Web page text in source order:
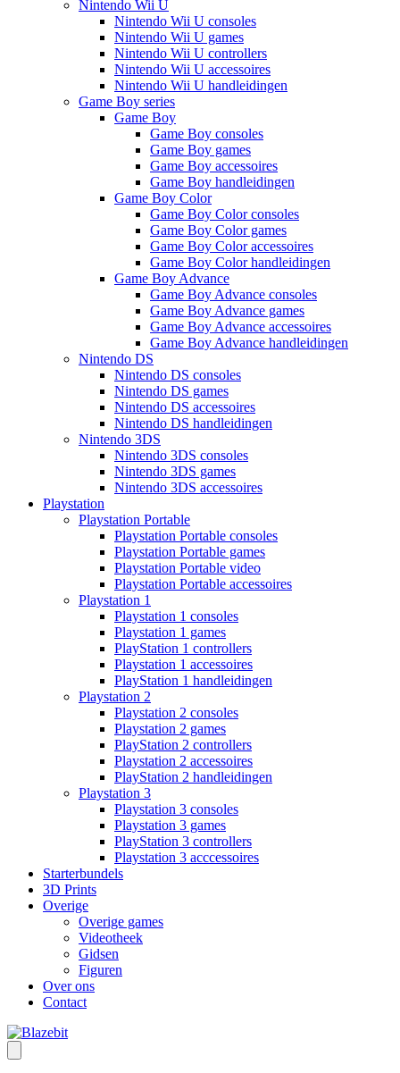
Nintendo Wii U
Nintendo Wii U consoles
Nintendo Wii U games
Nintendo Wii U controllers
Nintendo Wii U accessoires
Nintendo Wii U handleidingen
Game Boy series
Game Boy
Game Boy consoles
Game Boy games
Game Boy accessoires
Game Boy handleidingen
Game Boy Color
Game Boy Color consoles
Game Boy Color games
Game Boy Color accessoires
Game Boy Color handleidingen
Game Boy Advance
Game Boy Advance consoles
Game Boy Advance games
Game Boy Advance accessoires
Game Boy Advance handleidingen
Nintendo DS
Nintendo DS consoles
Nintendo DS games
Nintendo DS accessoires
Nintendo DS handleidingen
Nintendo 3DS
Nintendo 3DS consoles
Nintendo 3DS games
Nintendo 3DS accessoires
Playstation
Playstation Portable
Playstation Portable consoles
Playstation Portable games
Playstation Portable video
Playstation Portable accessoires
Playstation 1
Playstation 1 consoles
Playstation 1 games
PlayStation 1 controllers
Playstation 1 accessoires
PlayStation 1 handleidingen
Playstation 2
Playstation 2 consoles
Playstation 2 games
PlayStation 2 controllers
Playstation 2 accessoires
PlayStation 2 handleidingen
Playstation 3
Playstation 3 consoles
Playstation 3 games
PlayStation 3 controllers
Playstation 3 acccessoires
Starterbundels
3D Prints
Overige
Overige games
Videotheek
Gidsen
Figuren
Over ons
Contact